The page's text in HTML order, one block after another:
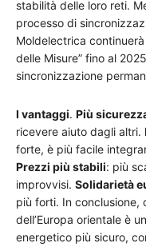
stabilità delle loro reti.
processo di
Moldelectrica
delle Misure” fino al
sincronizzazione
I vantaggi. Più
ricevere aiuto dagli altri.
forte, è più facile
Prezzi più stabili: più
improvvisi. Solidarietà
più forti. In conclusione,
dell’Europa orientale è
energetico più sicuro,